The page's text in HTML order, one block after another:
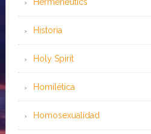
Historia
Holy Spirit
Homilética
Homosexualidad